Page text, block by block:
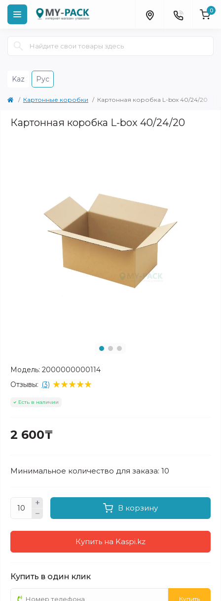
0
Kaz Рус
Картонные коробки Картонная коробка L-box 40/24/20
Картонная коробка L-box 40/24/20
Модель: 2000000000114
Отзывы: (3)
Есть в наличии
2 600₸
Минимальное количество для заказа: 10
В корзину
Купить на Kaspi.kz
Купить в один клик
Купить